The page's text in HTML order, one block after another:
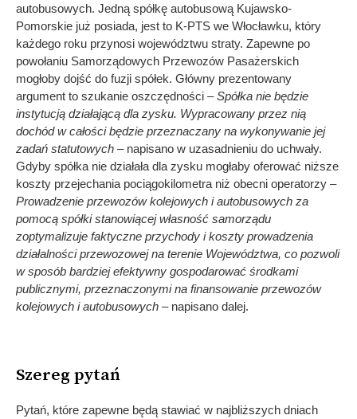
autobusowych. Jedną spółkę autobusową Kujawsko-
Pomorskie już posiada, jest to K-PTS we Włocławku, który
każdego roku przynosi województwu straty. Zapewne po
powołaniu Samorządowych Przewozów Pasażerskich
mogłoby dojść do fuzji spółek. Główny prezentowany
argument to szukanie oszczędności –Spółka nie będzie
instytucją działającą dla zysku. Wypracowany przez nią
dochód w całości będzie przeznaczany na wykonywanie jej
zadań statutowych – napisano w uzasadnieniu do uchwały.
Gdyby spółka nie działała dla zysku mogłaby oferować niższe
koszty przejechania pociągokilometra niż obecni operatorzy –
Prowadzenie przewozów kolejowych i autobusowych za
pomocą spółki stanowiącej własność samorządu
zoptymalizuje faktyczne przychody i koszty prowadzenia
działalności przewozowej na terenie Województwa, co pozwoli
w sposób bardziej efektywny gospodarować środkami
publicznymi, przeznaczonymi na finansowanie przewozów
kolejowych i autobusowych –napisano dalej.
Szereg pytań
Pytań, które zapewne będą stawiać w najbliższych dniach